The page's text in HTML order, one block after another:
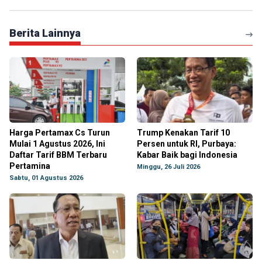
Berita Lainnya
Harga Pertamax Cs Turun
Mulai 1 Agustus 2026, Ini
Daftar Tarif BBM Terbaru
Pertamina
Sabtu, 01 Agustus 2026
Trump Kenakan Tarif 10
Persen untuk RI, Purbaya:
Kabar Baik bagi Indonesia
Minggu, 26 Juli 2026